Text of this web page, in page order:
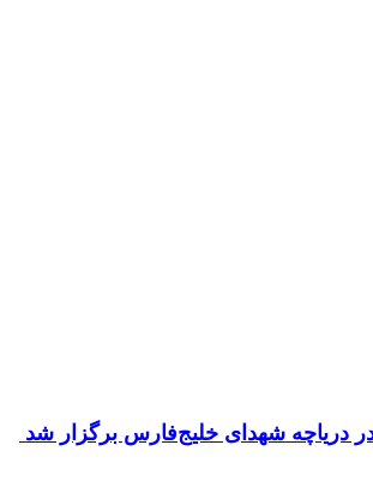
دریاچه شهدای خلیج‌فارس برگزار شد